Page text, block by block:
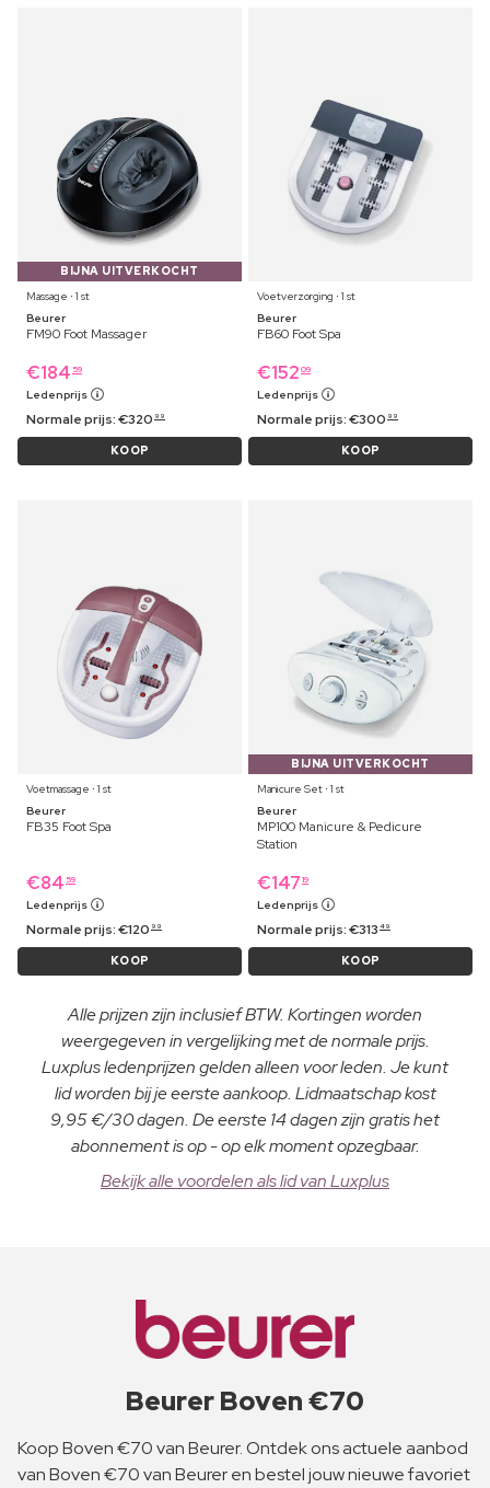
BIJNA UITVERKOCHT
Massage ⋅ 1 st
Beurer
FM90 Foot Massager
€184 59
Ledenprijs
Normale prijs:€320 99
KOOP
Voetverzorging ⋅ 1 st
Beurer
FB60 Foot Spa
€152 09
Ledenprijs
Normale prijs:€300 99
KOOP
Voetmassage ⋅ 1 st
Beurer
FB35 Foot Spa
€84 59
Ledenprijs
Normale prijs:€120 99
KOOP
BIJNA UITVERKOCHT
Manicure Set ⋅ 1 st
Beurer
MP100 Manicure & Pedicure
Station
€147 19
Ledenprijs
Normale prijs:€313 49
KOOP
Alle prijzen zijn inclusief BTW. Kortingen worden
weergegeven in vergelijking met de normale prijs.
Luxplus ledenprijzen gelden alleen voor leden. Je kunt
lid worden bij je eerste aankoop. Lidmaatschap kost
9,95 €/30 dagen. De eerste 14 dagen zijn gratis het
abonnement is op - op elk moment opzegbaar.
Bekijk alle voordelen als lid van Luxplus
Beurer Boven €70
Koop Boven €70 van Beurer. Ontdek ons actuele aanbod
van Boven €70 van Beurer en bestel jouw nieuwe favoriet